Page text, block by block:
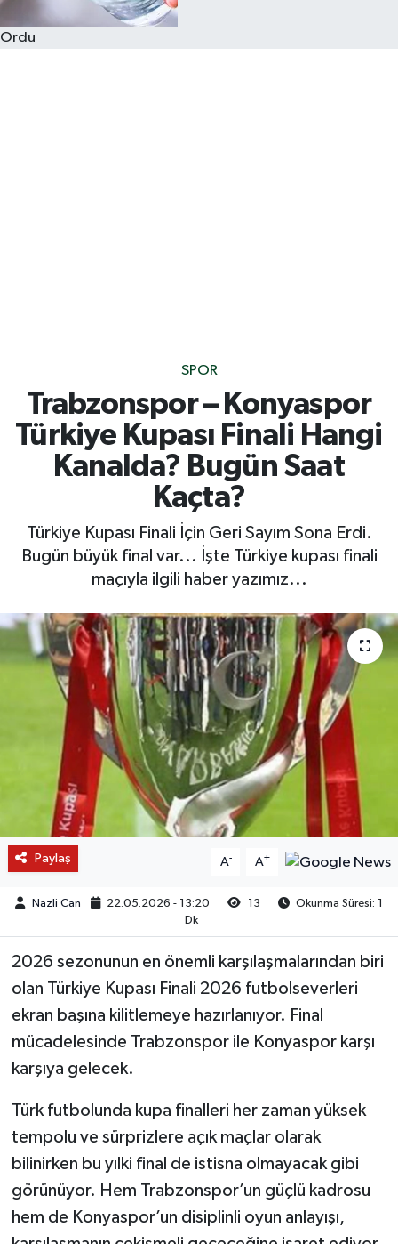
Ordu
SPOR
Trabzonspor – Konyaspor
Türkiye Kupası Finali Hangi
Kanalda? Bugün Saat
Kaçta?
Türkiye Kupası Finali İçin Geri Sayım Sona Erdi.
Bugün büyük final var... İşte Türkiye kupası finali
maçıyla ilgili haber yazımız...
Paylaş A- A+
Nazli Can 22.05.2026 - 13:20 13
Okunma Süresi: 1
Dk
2026 sezonunun en önemli karşılaşmalarından biri
olan Türkiye Kupası Finali 2026 futbolseverleri
ekran başına kilitlemeye hazırlanıyor. Final
mücadelesinde Trabzonspor ile Konyaspor karşı
karşıya gelecek.
Türk futbolunda kupa finalleri her zaman yüksek
tempolu ve sürprizlere açık maçlar olarak
bilinirken bu yılki final de istisna olmayacak gibi
görünüyor. Hem Trabzonspor’un güçlü kadrosu
hem de Konyaspor’un disiplinli oyun anlayışı,